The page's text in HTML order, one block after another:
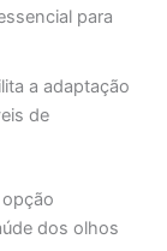
para
a adaptação
de
dos olhos